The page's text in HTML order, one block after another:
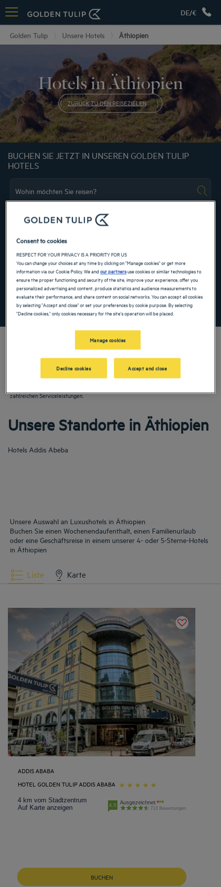
DE/€
Golden Tulip Unsere Hotels Äthiopien
Hotels in Äthiopien
ZURÜCK ZU DEN REISEZIELEN
BUCHEN SIE JETZT IN UNSEREN GOLDEN TULIP
HOTELS
Navigate forward to interact with the calendar and select a date. Press the
FINDEN SIE EIN HOTEL
Spezialcode hinzufügen
Entdecken Sie unsere 3-, 4- und 5-Sterne-Hotels in Äthiopien! Buchen Sie Ihr
Zimmer für einen Familienurlaub oder eine angenehme Geschäftsreise in unseren
zahlreichen Serviceleistungen.
Unsere Standorte in Äthiopien
Hotels Addis Abeba
Unsere Auswahl an Luxushotels in Äthiopien
Buchen Sie einen Wochenendaufenthalt, einen Familienurlaub
oder eine Geschäftsreise in einem unserer 4- oder 5-Sterne-Hotels
in Äthiopien
Liste Karte
ADDIS ABABA
HOTEL GOLDEN TULIP ADDIS ABABA
4 km vom Stadtzentrum
Auf Karte anzeigen
4.5 Ausgezeichnet
713 Bewertungen
BUCHEN
Neu-Ulm Hotels
Berlin Hotels
Consent to cookies
RESPECT FOR YOUR PRIVACY IS A PRIORITY FOR US
You can change your choices at any time by clicking on "Manage cookies" or get more
information via our Cookie Policy. We andour partnersuse cookies or similar technologies to
ensure the proper functioning and security of the site, improve your experience, offer you
personalized advertising and content, produce statistics and audience measurements to
evaluate their performance, and share content on social networks. You can accept all cookies
by selecting "Accept and close" or set your preferences by cookie purpose. By selecting
"Decline cookies," only cookies necessary for the site's operation will be placed.
Manage cookies
Decline cookies Accept and close